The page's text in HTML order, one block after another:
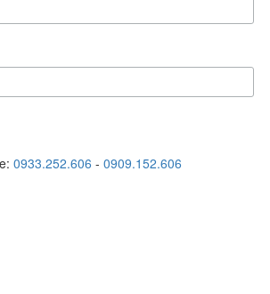
0933.252.606 - 0909.152.606